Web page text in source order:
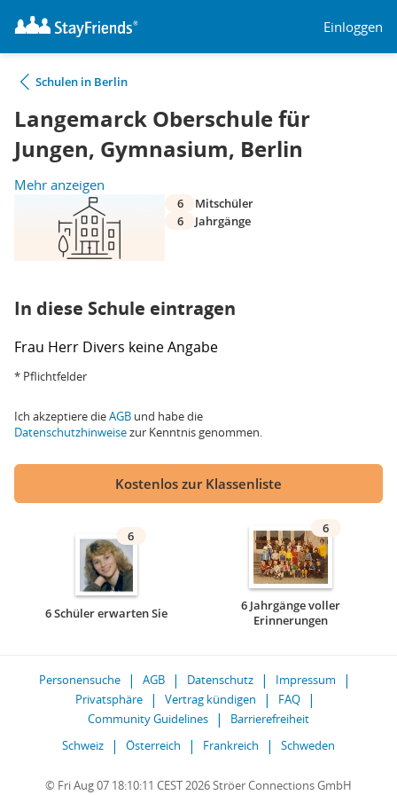
Einloggen
Schulen in Berlin
Langemarck Oberschule für
Jungen, Gymnasium, Berlin
Mehr anzeigen
6
Mitschüler
6
Jahrgänge
In diese Schule eintragen
Frau Herr Divers keine Angabe
* Pflichtfelder
Ich akzeptiere dieAGB und habe die
Datenschutzhinweisezur Kenntnis genommen.
Kostenlos zur Klassenliste
6
6 Schüler erwarten Sie
6
6 Jahrgänge voller
Erinnerungen
Personensuche AGB Datenschutz
Impressum
Privatsphäre
Vertrag kündigen
FAQ
Community Guidelines
Barrierefreiheit
Schweiz
Österreich Frankreich Schweden
© Fri Aug 07 18:10:11 CEST 2026 Ströer Connections GmbH